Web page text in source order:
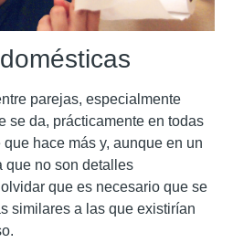
parejas, especialmente
se da, prácticamente en todas
hace más y, aunque en un
que no son detalles
que es necesario que se
similares a las que existirían